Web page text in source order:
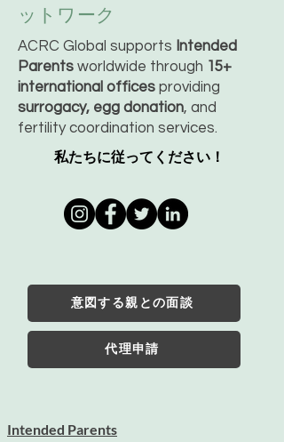
ットワーク
ACRC Global supports Intended
Parents worldwide through 15+
international offices providing
surrogacy, egg donation, and
fertility coordination services.
私たちに従ってください！
意図する親との面談
代理申請
Intended Parents